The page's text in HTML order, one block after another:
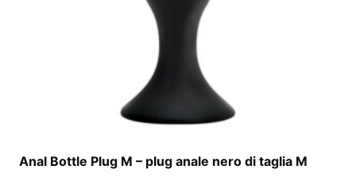
Anal Bottle Plug M – plug anale nero di taglia M